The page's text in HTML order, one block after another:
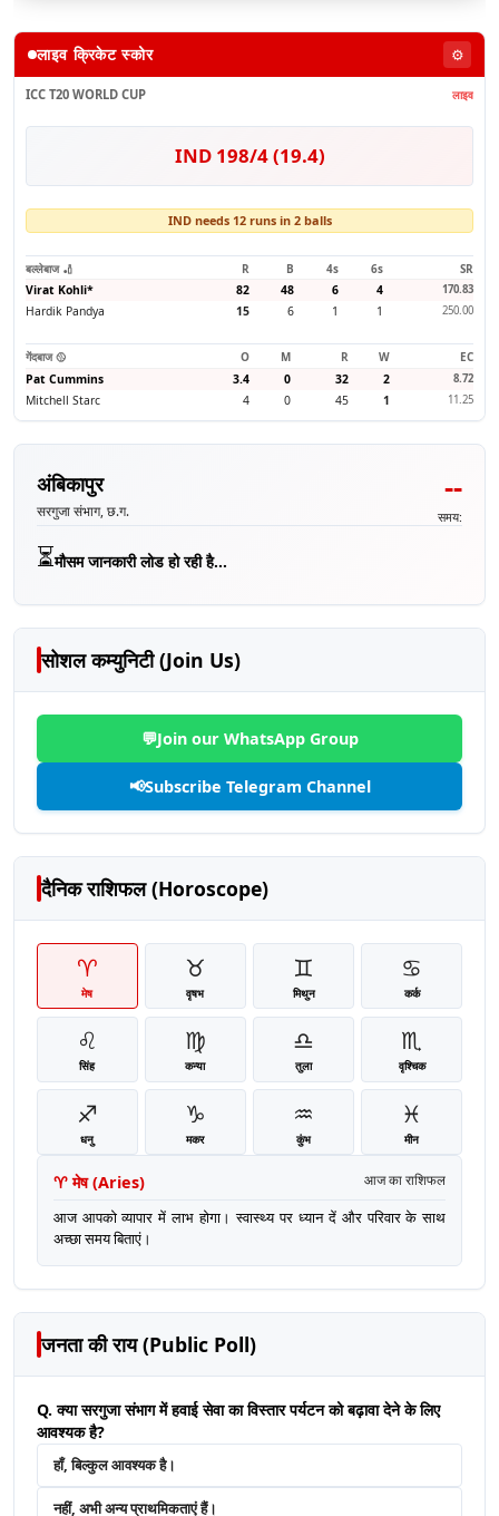
लाइव क्रिकेट स्कोर ⚙️
ICC T20 WORLD CUP लाइव
IND 198/4 (19.4)
IND needs 12 runs in 2 balls
बल्लेबाज 🏏 R B 4s 6s
SR
Virat Kohli* 82 48 6 4 170.83
Hardik Pandya 15 6 1 1 250.00
गेंदबाज 🥎 O M R W
EC
Pat Cummins
3.4 0 32 2 8.72
Mitchell Starc 4 0 45 1 11.25
अंबिकापुर
सरगुजा संभाग, छ.ग.
--
समय:
⏳मौसम जानकारी लोड हो रही है...
सोशल कम्युनिटी (Join Us)
💬Join our WhatsApp Group
📢Subscribe Telegram Channel
दैनिक राशिफल (Horoscope)
♈
मेष
♉
वृषभ
♊
मिथुन
♋
कर्क
♌
सिंह
♍
कन्या
♎
तुला
♏
वृश्चिक
♐
धनु
♑
मकर
♒
कुंभ
♓
मीन
♈ मेष(Aries) आज का राशिफल
आज आपको व्यापार में लाभ होगा। स्वास्थ्य पर ध्यान दें और परिवार के साथ
अच्छा समय बिताएं।
जनता की राय (Public Poll)
Q. क्या सरगुजा संभाग में हवाई सेवा का विस्तार पर्यटन को बढ़ावा देने के लिए
आवश्यक है?
हाँ, बिल्कुल आवश्यक है।
नहीं, अभी अन्य प्राथमिकताएं हैं।